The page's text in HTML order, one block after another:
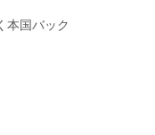
本国バック